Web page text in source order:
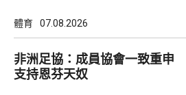
體育 07.08.2026
非洲足協：成員協會一致重申
支持恩芬天奴